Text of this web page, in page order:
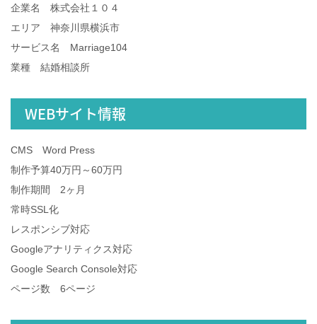
企業名 株式会社１０４
エリア 神奈川県横浜市
サービス名 Marriage104
業種 結婚相談所
WEBサイト情報
CMS Word Press
制作予算40万円～60万円
制作期間 2ヶ月
常時SSL化
レスポンシブ対応
Googleアナリティクス対応
Google Search Console対応
ページ数 6ページ